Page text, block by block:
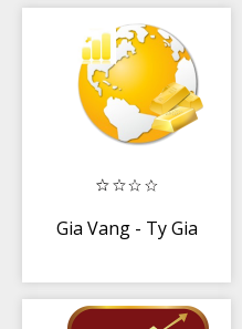
Tiền Ngay
Gia Vang - Ty Gia